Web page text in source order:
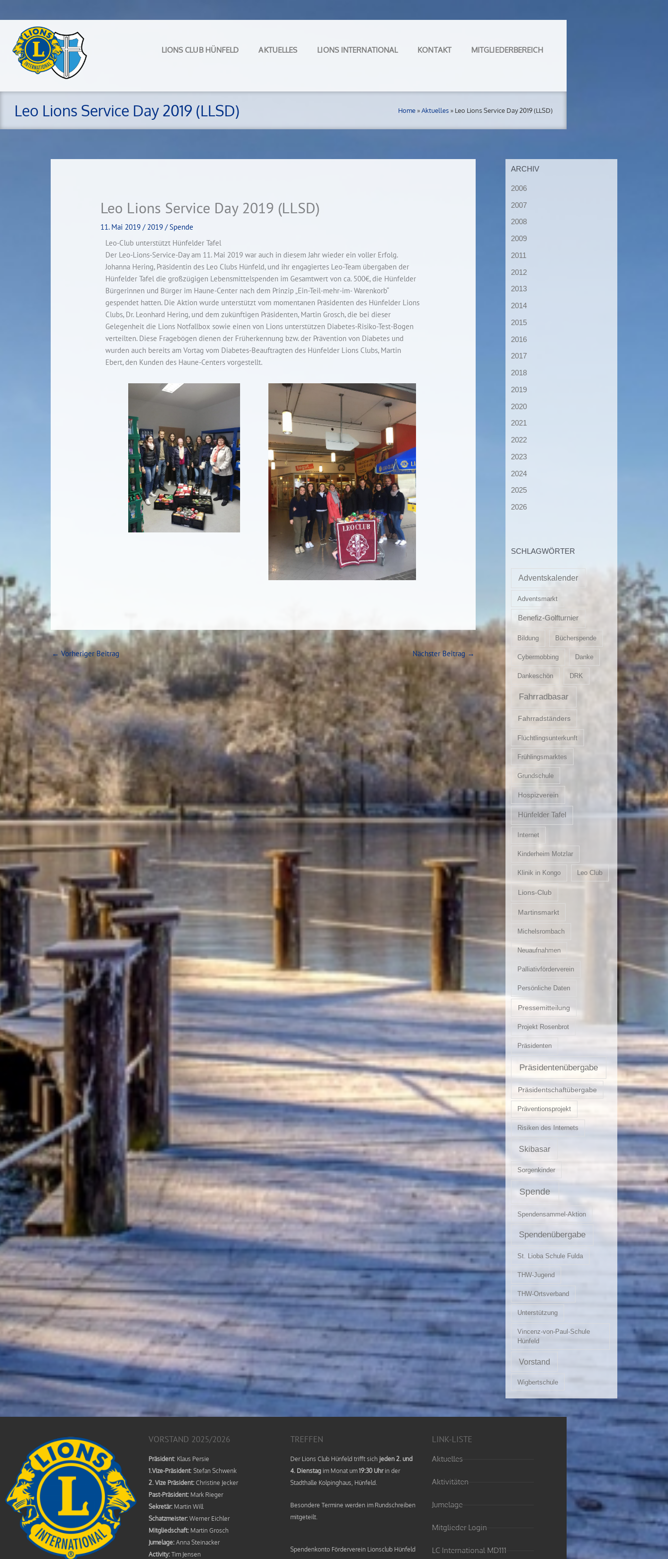
springen
LIONS CLUB HÜNFELD AKTUELLES LIONS INTERNATIONAL KONTAKT MITGLIEDERBEREICH
Leo Lions Service Day 2019 (LLSD) Home»Aktuelles» Leo Lions Service Day 2019 (LLSD)
Leo Lions Service Day 2019 (LLSD)
11. Mai 2019/ 2019 /Spende
Leo-Club unterstützt Hünfelder Tafel
Der Leo-Lions-Service-Day am 11. Mai 2019 war auch in diesem Jahr wieder ein voller Erfolg.
Johanna Hering, Präsidentin des Leo Clubs Hünfeld, und ihr engagiertes Leo-Team übergaben der
Hünfelder Tafel die großzügigen Lebensmittelspenden im Gesamtwert von ca. 500€, die Hünfelder
Bürgerinnen und Bürger im Haune-Center nach dem Prinzip „Ein-Teil-mehr-im- Warenkorb“
gespendet hatten. Die Aktion wurde unterstützt vom momentanen Präsidenten des Hünfelder Lions
Clubs, Dr. Leonhard Hering, und dem zukünftigen Präsidenten, Martin Grosch, die bei dieser
Gelegenheit die Lions Notfallbox sowie einen von Lions unterstützen Diabetes-Risiko-Test-Bogen
verteilten. Diese Fragebögen dienen der Früherkennung bzw. der Prävention von Diabetes und
wurden auch bereits am Vortag vom Diabetes-Beauftragten des Hünfelder Lions Clubs, Martin
Ebert, den Kunden des Haune-Centers vorgestellt.
← Vorheriger Beitrag Nächster Beitrag →
ARCHIV
2006
2007
2008
2009
2011
2012
2013
2014
2015
2016
2017
2018
2019
2020
2021
2022
2023
2024
2025
2026
SCHLAGWÖRTER
Adventskalender
Adventsmarkt
Benefiz-Golfturnier
Bildung Bücherspende
Cybermobbing Danke
Dankeschön DRK
Fahrradbasar
Fahrradständers
Flüchtlingsunterkunft
Frühlingsmarktes
Grundschule
Hospizverein
Hünfelder Tafel
Internet
Kinderheim Motzlar
Klinik in Kongo Leo Club
Lions-Club
Martinsmarkt
Michelsrombach
Neuaufnahmen
Palliativförderverein
Persönliche Daten
Pressemitteilung
Projekt Rosenbrot
Präsidenten
Präsidentenübergabe
Präsidentschaftübergabe
Präventionsprojekt
Risiken des Internets
Skibasar
Sorgenkinder
Spende
Spendensammel-Aktion
Spendenübergabe
St. Lioba Schule Fulda
THW-Jugend
THW-Ortsverband
Unterstützung
Vincenz-von-Paul-Schule
Hünfeld
Vorstand
Wigbertschule
VORSTAND 2025/2026
Präsident: Klaus Persie
1.Vize-Präsident: Stefan Schwenk
2. Vize Präsident: Christine Jecker
Past-Präsident: Mark Rieger
Sekretär: Martin Will
Schatzmeister: Werner Eichler
Mitgliedschaft: Martin Grosch
Jumelage: Anna Steinacker
Activity: Tim Jensen
TREFFEN
Der Lions Club Hünfeld trifft sich jeden 2. und
4. Dienstag im Monat um19:30 Uhrin der
Stadthalle Kolpinghaus, Hünfeld.
Besondere Termine werden im Rundschreiben
mitgeteilt.
Spendenkonto Förderverein Lionsclub Hünfeld
LINK-LISTE
Aktuelles
Aktivitäten
Jumelage
Mitglieder Login
LC International MD111